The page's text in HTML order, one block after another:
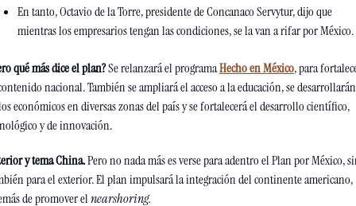
En tanto, Octavio de la Torre, presidente de Concanaco Servytur, dijo que
mientras los empresarios tengan las condiciones, se la van a rifar por México.
qué más dice el plan? Se relanzará el programa Hecho en México, para
nacional. También se ampliará el acceso a la educación, se desarrollarán
económicos en diversas zonas del país y se fortalecerá el desarrollo científico,
y de innovación.
y tema China. Pero no nada más es verse para adentro el Plan por México,
para el exterior. El plan impulsará la integración del continente americano,
de promover el nearshoring.